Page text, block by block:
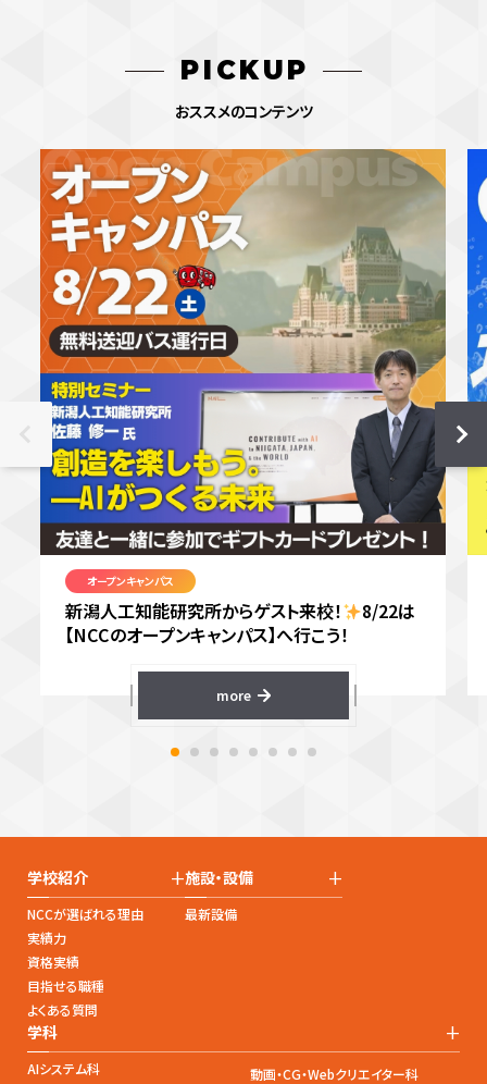
PICKUP
おススメのコンテンツ
オープンキャンパス
新潟人工知能研究所からゲスト来校！
8/22は
【NCCのオープンキャンパス】へ行こう！
more
学校紹介 +
NCCが選ばれる理由
実績力
資格実績
目指せる職種
よくある質問
施設・設備 +
最新設備
学科 +
AIシステム科
動画・CG・Webクリエイター科